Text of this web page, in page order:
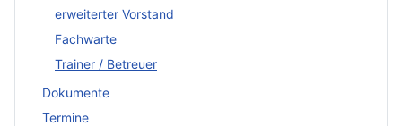
erweiterter Vorstand
Fachwarte
Trainer / Betreuer
Dokumente
Termine